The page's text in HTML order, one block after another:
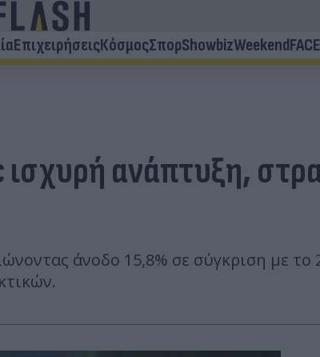
ΕπιχειρήσειςΚόσμοςΣπορShowbizWeekend
ανάπτυξη,
άνοδο 15,8% σε σύγκριση με το